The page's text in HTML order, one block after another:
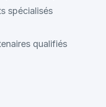
spécialisés
qualifiés